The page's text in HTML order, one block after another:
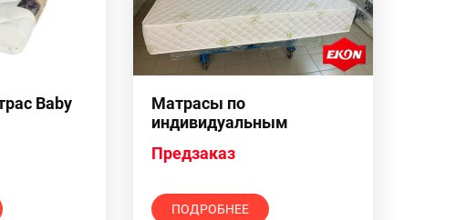
Baby
Матрасы по
индивидуальным
Предзаказ
ПОДРОБНЕЕ